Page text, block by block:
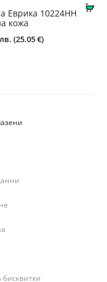
Еврика 10224НН
кожа
лв. (25.05 €)